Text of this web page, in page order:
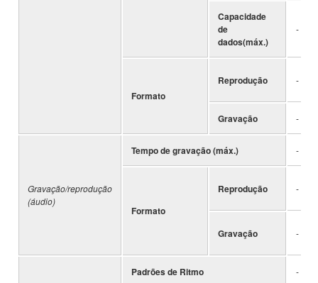
Capacidade
de
dados(máx.)
-
Formato
Reprodução -
Gravação -
Gravação/reprodução
(áudio)
Tempo de gravação (máx.) -
Formato
Reprodução -
Gravação -
Padrões de Ritmo -